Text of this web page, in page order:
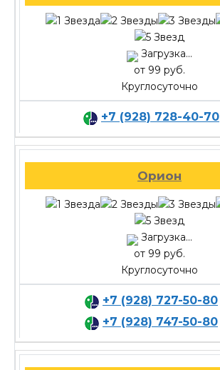
Загрузка...
от 99 руб.
Круглосуточно
+7 (928) 728-40-70
Орион
Загрузка...
от 99 руб.
Круглосуточно
+7 (928) 727-50-80
+7 (928) 747-50-80